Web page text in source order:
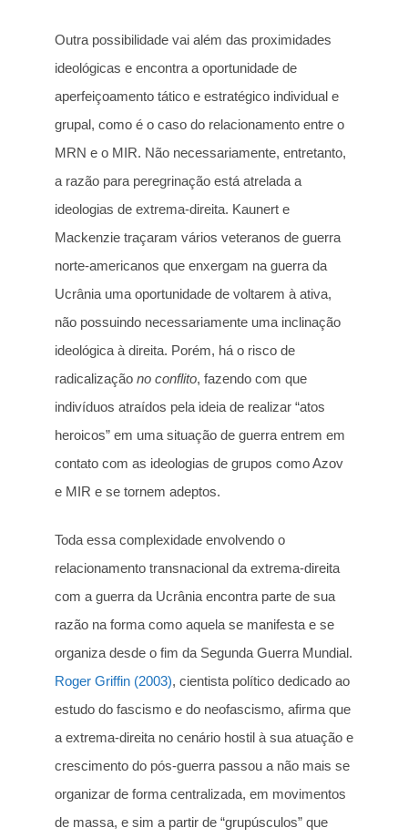
Outra possibilidade vai além das proximidades
ideológicas e encontra a oportunidade de
aperfeiçoamento tático e estratégico individual e
grupal, como é o caso do relacionamento entre o
MRN e o MIR. Não necessariamente, entretanto,
a razão para peregrinação está atrelada a
ideologias de extrema-direita. Kaunert e
Mackenzie traçaram vários veteranos de guerra
norte-americanos que enxergam na guerra da
Ucrânia uma oportunidade de voltarem à ativa,
não possuindo necessariamente uma inclinação
ideológica à direita. Porém, há o risco de
radicalização no conflito, fazendo com que
indivíduos atraídos pela ideia de realizar “atos
heroicos” em uma situação de guerra entrem em
contato com as ideologias de grupos como Azov
e MIR e se tornem adeptos.
Toda essa complexidade envolvendo o
relacionamento transnacional da extrema-direita
com a guerra da Ucrânia encontra parte de sua
razão na forma como aquela se manifesta e se
organiza desde o fim da Segunda Guerra Mundial.
Roger Griffin (2003), cientista político dedicado ao
estudo do fascismo e do neofascismo, afirma que
a extrema-direita no cenário hostil à sua atuação e
crescimento do pós-guerra passou a não mais se
organizar de forma centralizada, em movimentos
de massa, e sim a partir de “grupúsculos” que